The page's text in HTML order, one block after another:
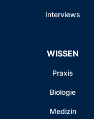
Interviews
WISSEN
Praxis
Biologie
Medizin